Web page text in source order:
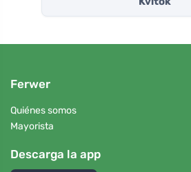
Ferwer
Quiénes somos
Mayorista
Descarga la app